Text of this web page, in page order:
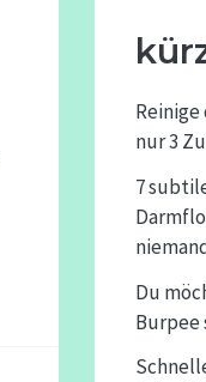
nur 3
7
Du
Burpee